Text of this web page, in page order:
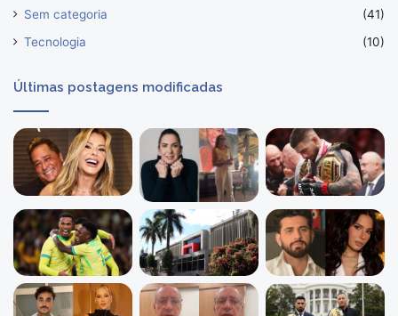
Sem categoria
(41)
Tecnologia
(10)
Últimas postagens modificadas